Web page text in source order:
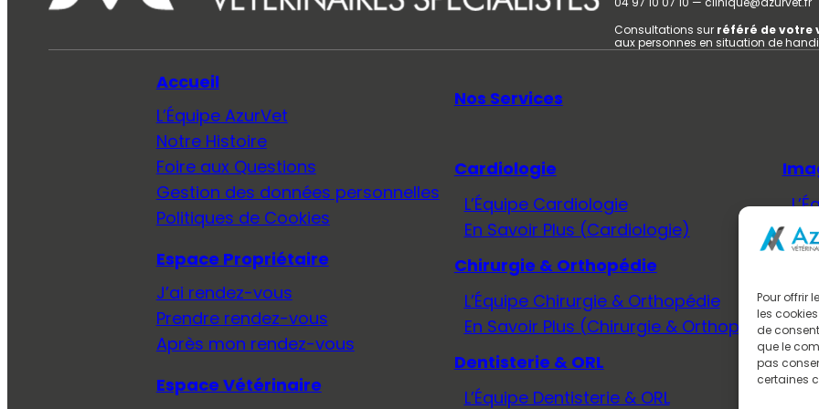
Pour offrir
les
de
que le
pas
certaines
Consultations sur référé de
aux personnes en situation de
Accueil
L’Équipe AzurVet
Notre Histoire
Foire aux Questions
Gestion des données personnelles
Politiques de Cookies
Espace Propriétaire
J’ai rendez-vous
Prendre rendez-vous
Après mon rendez-vous
Espace Vétérinaire
Nos Services
Cardiologie
L’Équipe Cardiologie
En Savoir Plus (Cardiologie)
Chirurgie & Orthopédie
L’Équipe Chirurgie & Orthopédie
En Savoir Plus (Chirurgie & Orthopédie)
Dentisterie & ORL
L’Équipe Dentisterie & ORL
En